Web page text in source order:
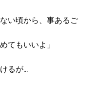
い頃から、事あるご
てもいいよ」
るが...